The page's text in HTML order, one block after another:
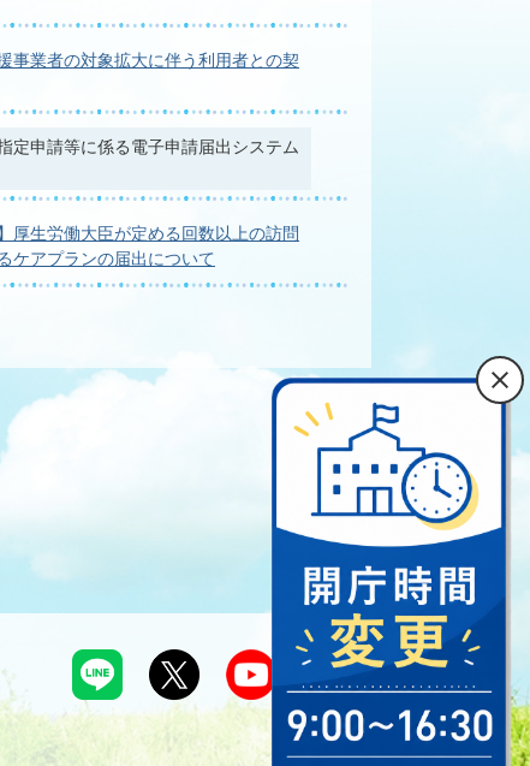
事業者の対象拡大に伴う利用者との契
定申請等に係る電子申請届出システム
厚生労働大臣が定める回数以上の訪問
ケアプランの届出について